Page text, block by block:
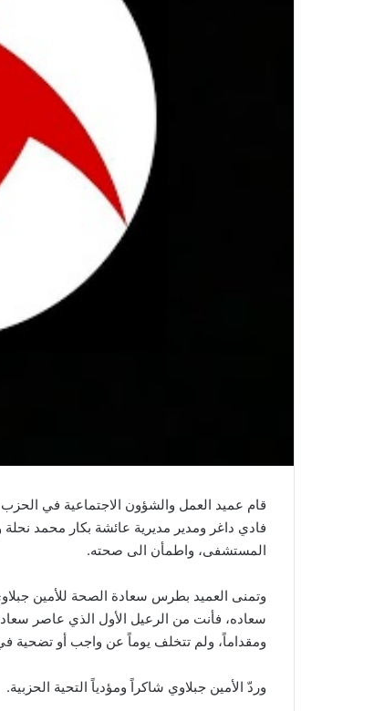
قام عميد العمل والشؤون الاجتماعية في
فادي داغر ومدير مديرية عائشة بكار محمد
المستشفى، واطمأن الى صحته.
وتمنى العميد بطرس سعادة الصحة للأمين
سعاده، فأنت من الرعيل الأول الذي عاصر
ومقداماً، ولم تتخلف يوماً عن واجب أو تضحية
وردّ الأمين جبلاوي شاكراً ومؤدياً التحية الحزبية.